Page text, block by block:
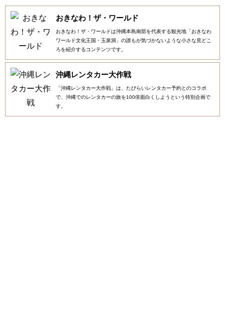
おきなわ！ザ・ワールド
おきなわ！ザ・ワールドは沖縄本島南部を代表する観光地「おきなわ
ワールド文化王国・玉泉洞」の誰もが気づかないような小さな見どこ
ろを紹介するコンテンツです。
沖縄レンタカー大作戦
「沖縄レンタカー大作戦」は、たびらいレンタカー予約とのコラボ
で、沖縄でのレンタカーの旅を100倍面白くしようという特別企画で
す。